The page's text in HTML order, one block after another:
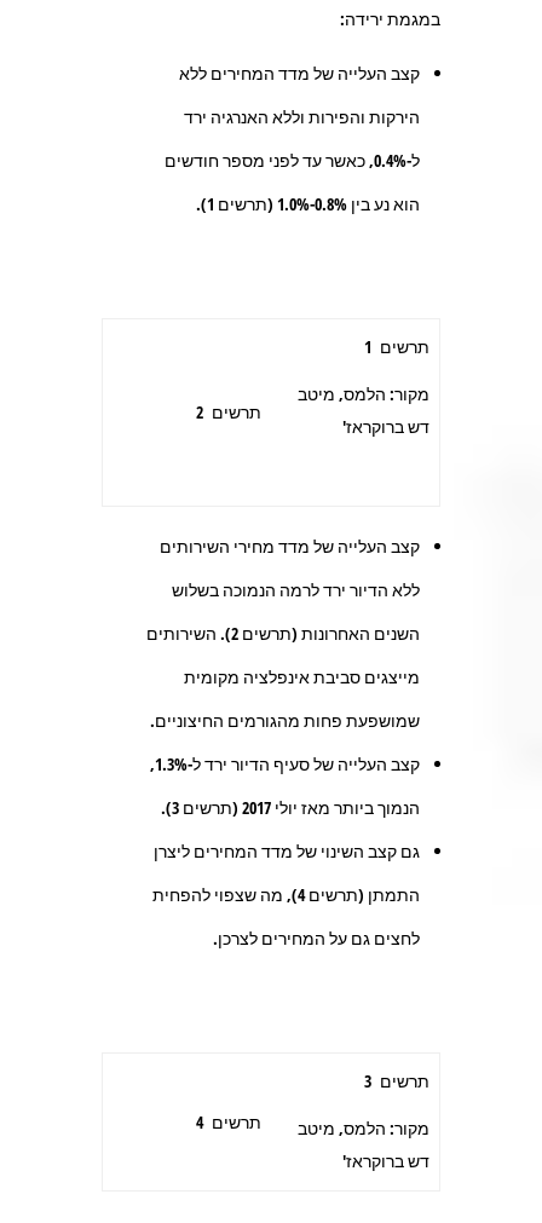
במגמת ירידה:
קצב העלייה של מדד המחירים ללא
הירקות והפירות וללא האנרגיה ירד
ל-0.4%, כאשר עד לפני מספר חודשים
הוא נע בין 0.8%-1.0% (תרשים 1).
תרשים 1
מקור: הלמס, מיטב
דש ברוקראז'
תרשים 2
קצב העלייה של מדד מחירי השירותים
ללא הדיור ירד לרמה הנמוכה בשלוש
השנים האחרונות (תרשים 2). השירותים
מייצגים סביבת אינפלציה מקומית
שמושפעת פחות מהגורמים החיצוניים.
קצב העלייה של סעיף הדיור ירד ל-1.3%,
הנמוך ביותר מאז יולי 2017 (תרשים 3).
גם קצב השינוי של מדד המחירים ליצרן
התמתן (תרשים 4), מה שצפוי להפחית
לחצים גם על המחירים לצרכן.
תרשים 3
מקור: הלמס, מיטב
דש ברוקראז'
תרשים 4